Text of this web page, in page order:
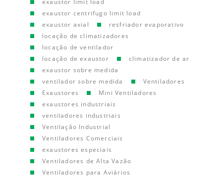
exaustor limit load
exaustor centrifugo limit load
exaustor axial
resfriador evaporativo
locação de climatizadores
locação de ventilador
locação de exaustor
climatizador de ar
exaustor sobre medida
ventilador sobre medida
Ventiladores
Exaustores
Mini Ventiladores
exaustores industriais
ventiladores industriais
Ventilação Industrial
Ventiladores Comerciais
exaustores especiais
Ventiladores de Alta Vazão
Ventiladores para Aviários